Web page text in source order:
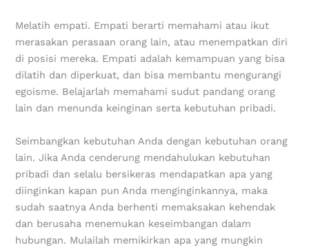
‌Melatih empati. Empati berarti memahami atau ikut
merasakan perasaan orang lain, atau menempatkan diri
di posisi mereka. Empati adalah kemampuan yang bisa
dilatih dan diperkuat, dan bisa membantu mengurangi
egoisme. Belajarlah memahami sudut pandang orang
lain dan menunda keinginan serta kebutuhan pribadi.
‌Seimbangkan kebutuhan Anda dengan kebutuhan orang
lain. Jika Anda cenderung mendahulukan kebutuhan
pribadi dan selalu bersikeras mendapatkan apa yang
diinginkan kapan pun Anda menginginkannya, maka
sudah saatnya Anda berhenti memaksakan kehendak
dan berusaha menemukan keseimbangan dalam
hubungan. Mulailah memikirkan apa yang mungkin